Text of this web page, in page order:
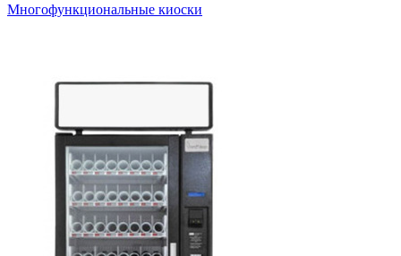
Многофункциональные киоски